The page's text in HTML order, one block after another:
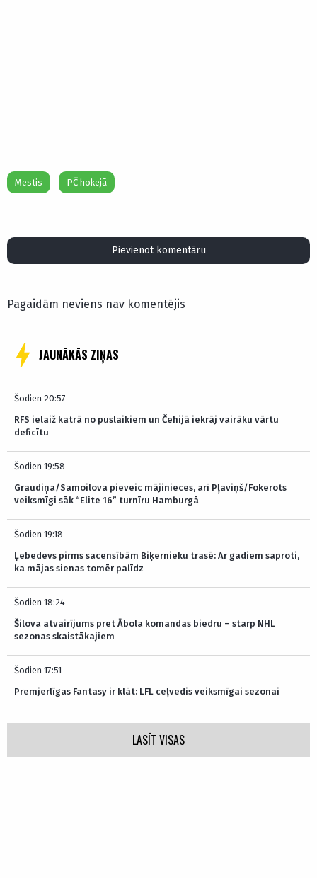
Mestis PČ hokejā
Pievienot komentāru
Pagaidām neviens nav komentējis
JAUNĀKĀS ZIŅAS
Šodien 20:57
RFS ielaiž katrā no puslaikiem un Čehijā iekrāj vairāku vārtu
deficītu
Šodien 19:58
Graudiņa/Samoilova pieveic mājinieces, arī Pļaviņš/Fokerots
veiksmīgi sāk “Elite 16” turnīru Hamburgā
Šodien 19:18
Ļebedevs pirms sacensībām Biķernieku trasē: Ar gadiem saproti,
ka mājas sienas tomēr palīdz
Šodien 18:24
Šilova atvairījums pret Ābola komandas biedru – starp NHL
sezonas skaistākajiem
Šodien 17:51
Premjerlīgas Fantasy ir klāt: LFL ceļvedis veiksmīgai sezonai
LASĪT VISAS